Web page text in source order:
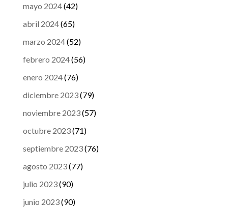
mayo 2024(42)
abril 2024(65)
marzo 2024(52)
febrero 2024(56)
enero 2024(76)
diciembre 2023(79)
noviembre 2023(57)
octubre 2023(71)
septiembre 2023(76)
agosto 2023(77)
julio 2023(90)
junio 2023(90)